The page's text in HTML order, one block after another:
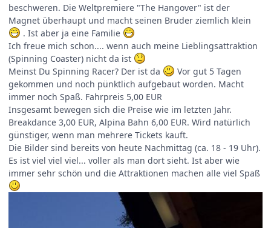
beschweren. Die Weltpremiere "The Hangover" ist der
Magnet überhaupt und macht seinen Bruder ziemlich klein
. Ist aber ja eine Familie
Ich freue mich schon.... wenn auch meine Lieblingsattraktion
(Spinning Coaster) nicht da ist
​Meinst Du Spinning Racer? Der ist da
Vor gut 5 Tagen
gekommen und noch pünktlich aufgebaut worden. Macht
immer noch Spaß. Fahrpreis 5,00 EUR
Insgesamt bewegen sich die Preise wie im letzten Jahr.
Breakdance 3,00 EUR, Alpina Bahn 6,00 EUR. Wird natürlich
günstiger, wenn man mehrere Tickets kauft.
Die Bilder sind bereits von heute Nachmittag (ca. 18 - 19 Uhr).
Es ist viel viel viel... voller als man dort sieht. Ist aber wie
immer sehr schön und die Attraktionen machen alle viel Spaß